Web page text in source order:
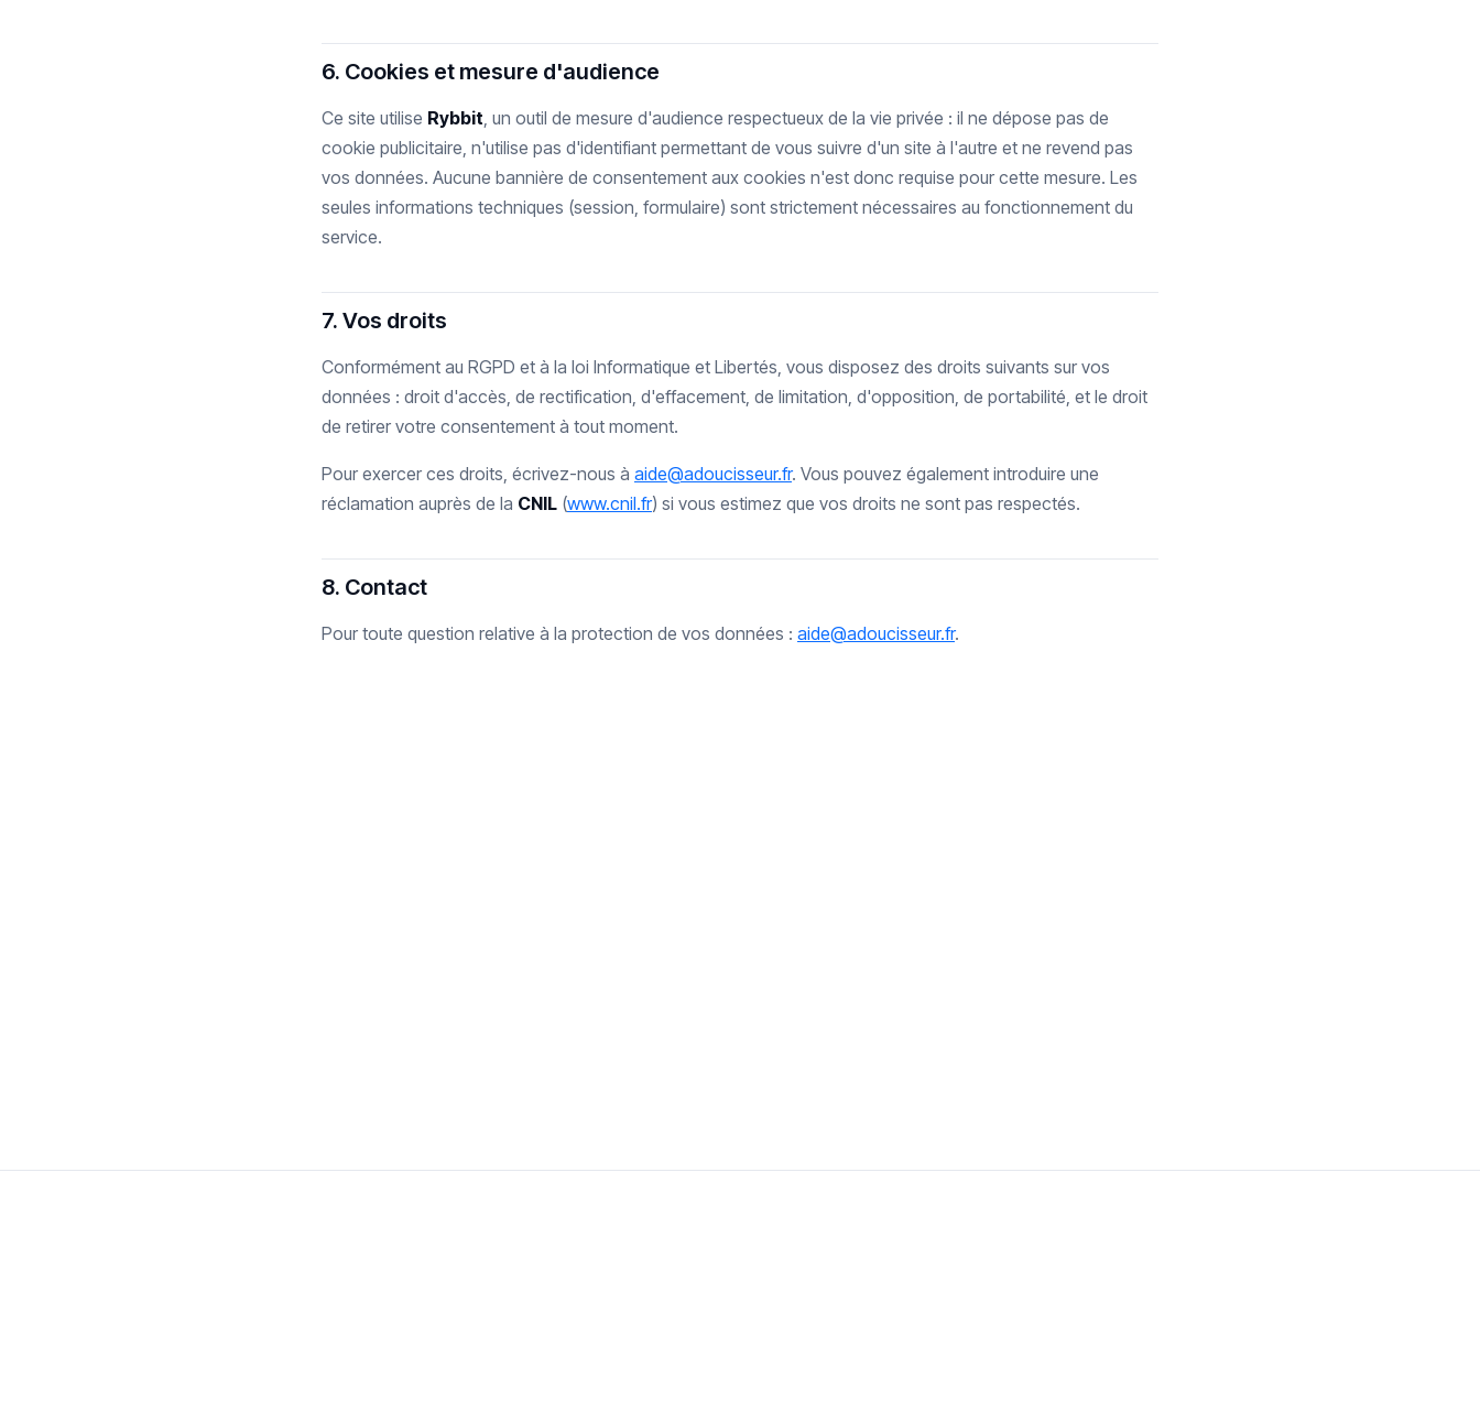
6. Cookies et mesure d'audience
Ce site utilise Rybbit, un outil de mesure d'audience respectueux de la vie privée : il ne dépose pas de
cookie publicitaire, n'utilise pas d'identifiant permettant de vous suivre d'un site à l'autre et ne revend pas
vos données. Aucune bannière de consentement aux cookies n'est donc requise pour cette mesure. Les
seules informations techniques (session, formulaire) sont strictement nécessaires au fonctionnement du
service.
7. Vos droits
Conformément au RGPD et à la loi Informatique et Libertés, vous disposez des droits suivants sur vos
données : droit d'accès, de rectification, d'effacement, de limitation, d'opposition, de portabilité, et le droit
de retirer votre consentement à tout moment.
Pour exercer ces droits, écrivez-nous à aide@adoucisseur.fr. Vous pouvez également introduire une
réclamation auprès de la CNIL (www.cnil.fr) si vous estimez que vos droits ne sont pas respectés.
8. Contact
Pour toute question relative à la protection de vos données : aide@adoucisseur.fr.